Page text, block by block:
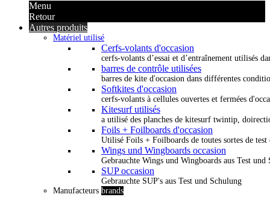
Menu
Retour
Autres produits
Matériel utilisé
Cerfs-volants d'occasion
cerfs-volants d’essai et d’entraînement utilisés
barres de contrôle utilisées
barres de kite d'occasion dans différentes
Softkites d'occasion
cerfs-volants à cellules ouvertes et fermées
Kitesurf utilisés
a utilisé des planches de kitesurf twintip,
Foils + Foilboards d'occasion
Utilisé Foils + Foilboards de toutes sortes de test
Wings und Wingboards occasion
Gebrauchte Wings und Wingboards aus Test und
SUP occasion
Gebrauchte SUP's aus Test und Schulung
Manufacteurs brands